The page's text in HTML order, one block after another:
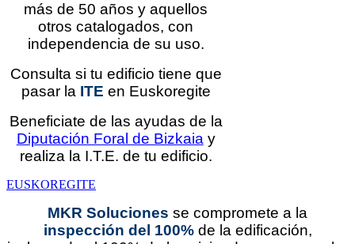
más de 50 años y aquellos
otros catalogados, con
independencia de su uso.
Consulta si tu edificio tiene que
pasar la ITE en Euskoregite
Beneficiate de las ayudas de la
Diputación Foral de Bizkaia y
realiza la I.T.E. de tu edificio.
EUSKOREGITE
MKR Soluciones se compromete a la
inspección del 100%de la edificación,